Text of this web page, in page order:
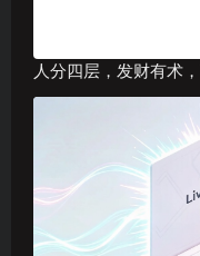
人分四层，发财有术